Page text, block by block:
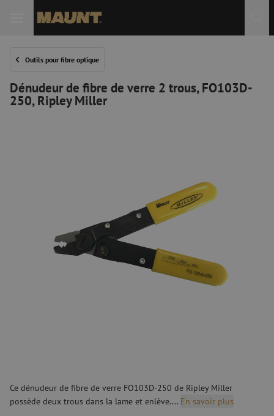
Outils pour fibre optique
Dénudeur de fibre de verre 2 trous, FO103D-
250, Ripley Miller
Ce dénudeur de fibre de verre FO103D-250 de Ripley Miller
possède deux trous dans la lame et enlève.... En savoir plus